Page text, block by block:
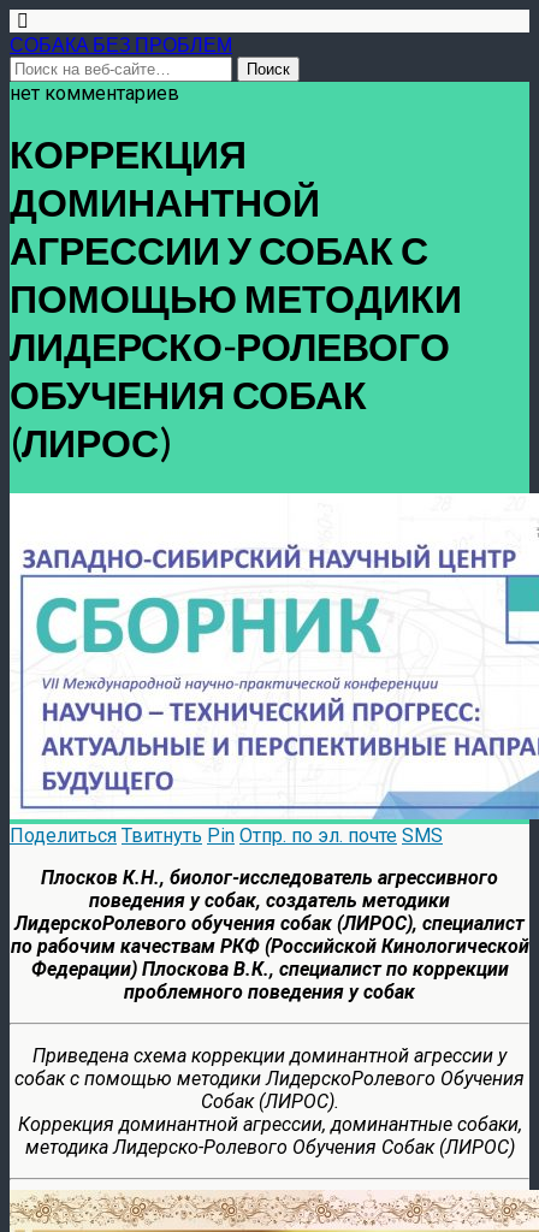
СОБАКА БЕЗ ПРОБЛЕМ
нет комментариев
КОРРЕКЦИЯ
ДОМИНАНТНОЙ
АГРЕССИИ У СОБАК С
ПОМОЩЬЮ МЕТОДИКИ
ЛИДЕРСКО-РОЛЕВОГО
ОБУЧЕНИЯ СОБАК
(ЛИРОС)
Поделиться Твитнуть Pin Отпр. по эл. почте SMS
Плосков К.Н., биолог-исследователь агрессивного
поведения у собак, создатель методики
ЛидерскоРолевого обучения собак (ЛИРОС), специалист
по рабочим качествам РКФ (Российской Кинологической
Федерации) Плоскова В.К., специалист по коррекции
проблемного поведения у собак
Приведена схема коррекции доминантной агрессии у
собак с помощью методики ЛидерскоРолевого Обучения
Собак (ЛИРОС).
Коррекция доминантной агрессии, доминантные собаки,
методика Лидерско-Ролевого Обучения Собак (ЛИРОС)